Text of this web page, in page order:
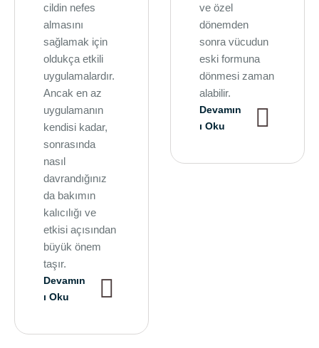
cildin nefes
almasını
sağlamak için
oldukça etkili
uygulamalardır.
Ancak en az
uygulamanın
kendisi kadar,
sonrasında
nasıl
davrandığınız
da bakımın
kalıcılığı ve
etkisi açısından
büyük önem
taşır.
Devamın
ı Oku
ve özel
dönemden
sonra vücudun
eski formuna
dönmesi zaman
alabilir.
Devamın
ı Oku